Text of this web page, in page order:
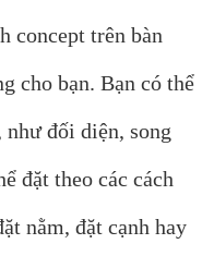
concept trên bàn
cho bạn. Bạn có thể
như đối diện, song
đặt theo các cách
nằm, đặt cạnh hay